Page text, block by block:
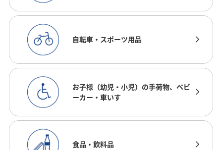
自転車・スポーツ用品
お子様（幼児・小児）の手荷物、ベビ
ーカー・車いす
食品・飲料品